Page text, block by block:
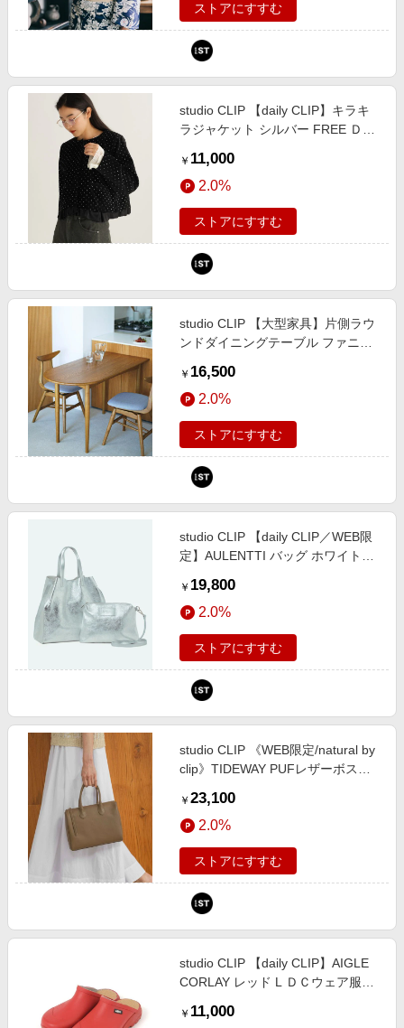
ストアにすすむ
studio CLIP 【daily CLIP】キラキ
ラジャケット シルバー FREE ＤＣ
and ST アンドエスティ（旧ドット
エスティ）
￥ 11,000
2.0%
ストアにすすむ
studio CLIP 【大型家具】片側ラウ
ンドダイニングテーブル ファニチ
オクリップ 587888 and ST アンド
エスティ（旧ドットエスティ）
￥ 16,500
2.0%
ストアにすすむ
studio CLIP 【daily CLIP／WEB限
定】AULENTTI バッグ ホワイト
プ 209018 and ST アンドエスティ
（旧ドットエスティ）
￥ 19,800
2.0%
ストアにすすむ
studio CLIP 《WEB限定/natural by
clip》TIDEWAY PUFレザーボスト
ｒａｌ ｂｙ ＣＬＩＰ スタジオクリ
ップ 291343 and ST アンドエステ
ィ（旧ドットエスティ）
￥ 23,100
2.0%
ストアにすすむ
studio CLIP 【daily CLIP】AIGLE
CORLAY レッド L ＤＣウェア服飾
アンドエスティ（旧ドットエステ
￥ 11,000